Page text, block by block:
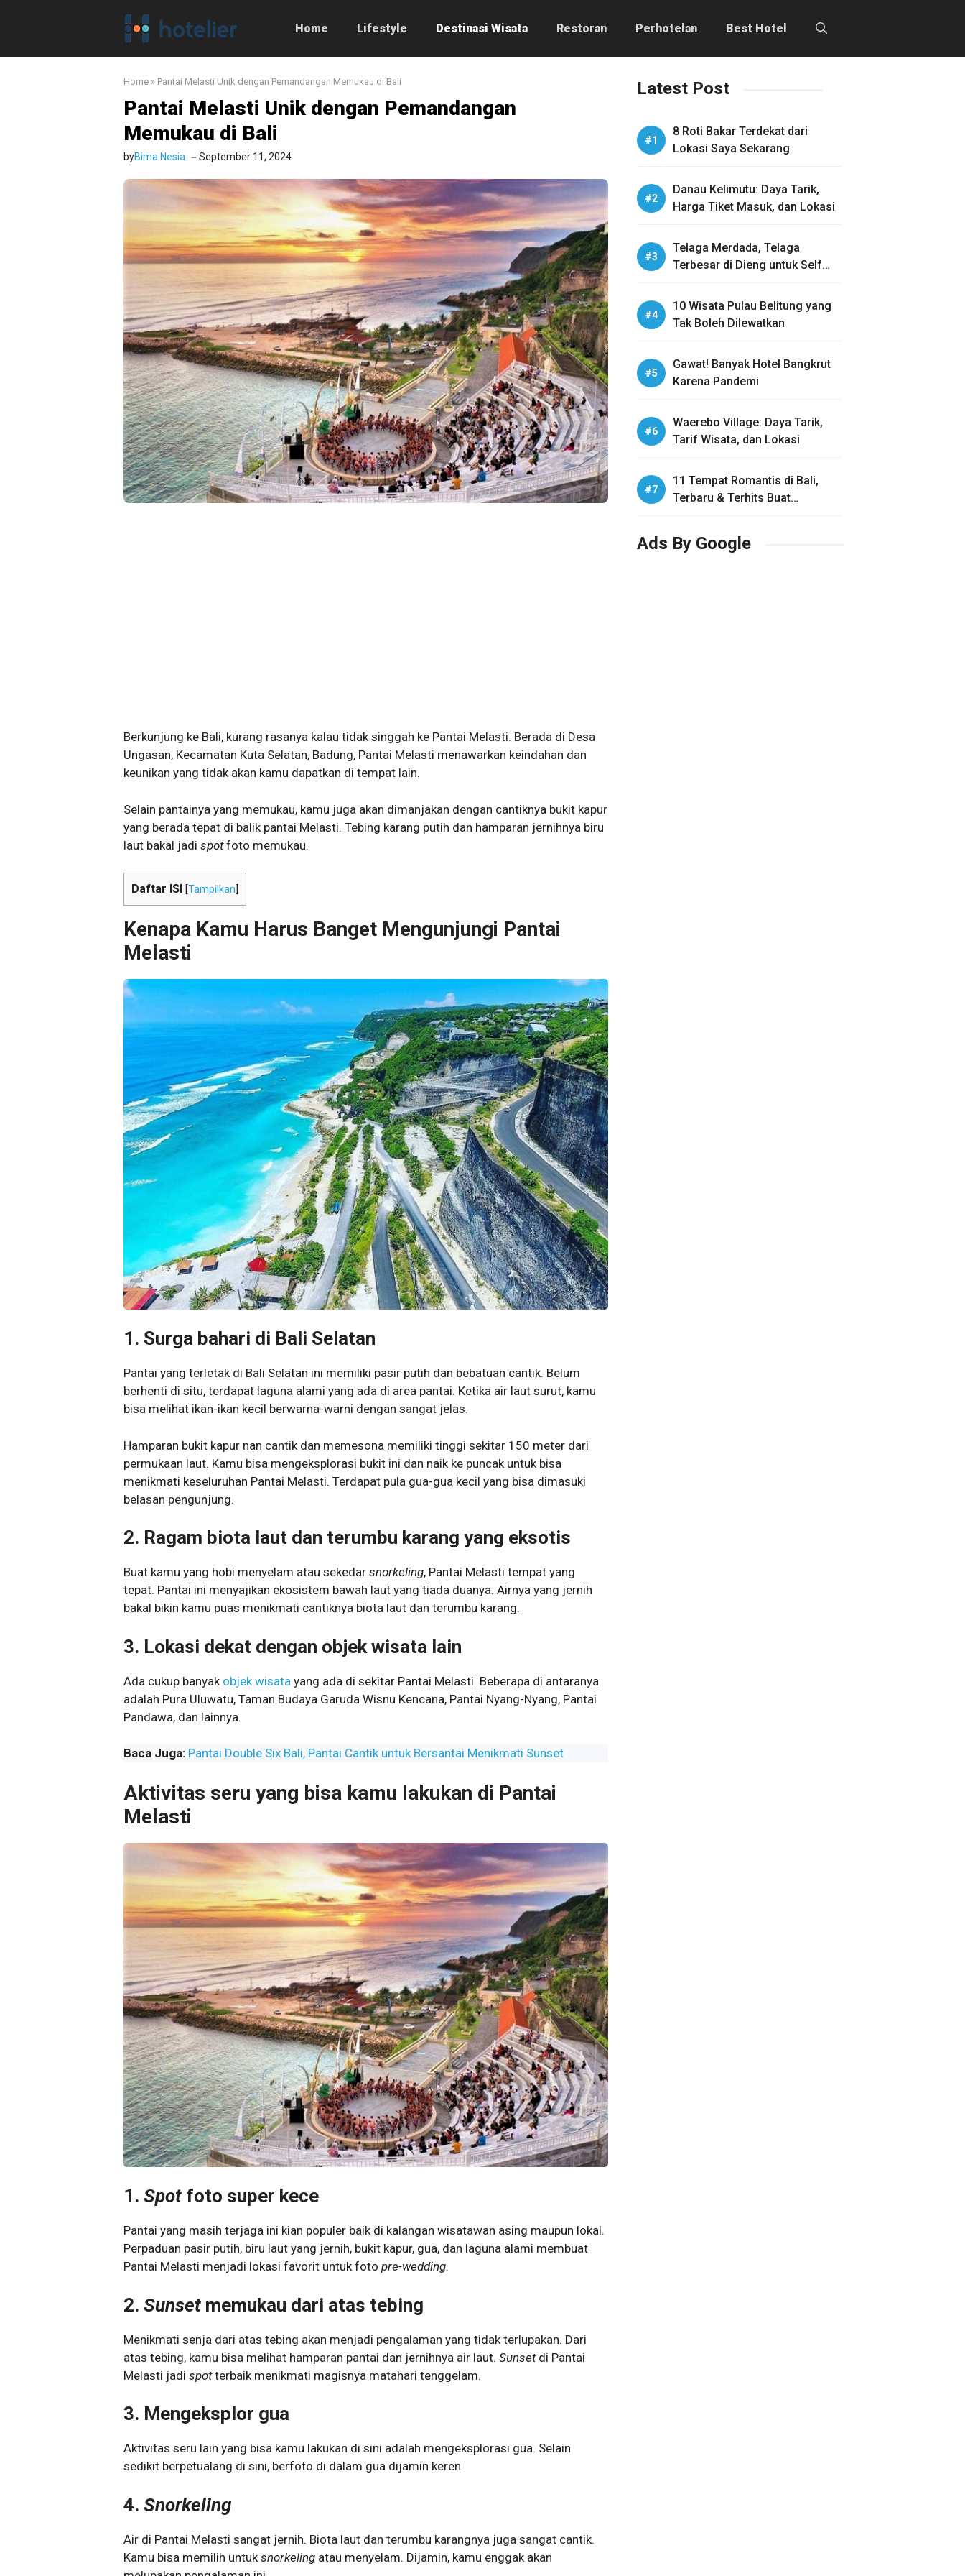
Home Lifestyle Destinasi Wisata Restoran Perhotelan Best Hotel
Home » Pantai Melasti Unik dengan Pemandangan Memukau di Bali
Pantai Melasti Unik dengan Pemandangan
Memukau di Bali
byBima Nesia September 11, 2024
Berkunjung ke Bali, kurang rasanya kalau tidak singgah ke Pantai Melasti. Berada di Desa
Ungasan, Kecamatan Kuta Selatan, Badung, Pantai Melasti menawarkan keindahan dan
keunikan yang tidak akan kamu dapatkan di tempat lain.
Selain pantainya yang memukau, kamu juga akan dimanjakan dengan cantiknya bukit kapur
yang berada tepat di balik pantai Melasti. Tebing karang putih dan hamparan jernihnya biru
laut bakal jadi spotfoto memukau.
Daftar ISI [Tampilkan
Kenapa Kamu Harus Banget Mengunjungi Pantai
Melasti
1. Surga bahari di Bali Selatan
Pantai yang terletak di Bali Selatan ini memiliki pasir putih dan bebatuan cantik. Belum
berhenti di situ, terdapat laguna alami yang ada di area pantai. Ketika air laut surut, kamu
bisa melihat ikan-ikan kecil berwarna-warni dengan sangat jelas.
Hamparan bukit kapur nan cantik dan memesona memiliki tinggi sekitar 150 meter dari
permukaan laut. Kamu bisa mengeksplorasi bukit ini dan naik ke puncak untuk bisa
menikmati keseluruhan Pantai Melasti. Terdapat pula gua-gua kecil yang bisa dimasuki
belasan pengunjung.
2. Ragam biota laut dan terumbu karang yang eksotis
Buat kamu yang hobi menyelam atau sekedar snorkeling, Pantai Melasti tempat yang
tepat. Pantai ini menyajikan ekosistem bawah laut yang tiada duanya. Airnya yang jernih
bakal bikin kamu puas menikmati cantiknya biota laut dan terumbu karang.
3. Lokasi dekat dengan objek wisata lain
Ada cukup banyak objek wisata yang ada di sekitar Pantai Melasti. Beberapa di antaranya
adalah Pura Uluwatu, Taman Budaya Garuda Wisnu Kencana, Pantai Nyang-Nyang, Pantai
Pandawa, dan lainnya.
Baca Juga: Pantai Double Six Bali, Pantai Cantik untuk Bersantai Menikmati Sunset
Aktivitas seru yang bisa kamu lakukan di Pantai
Melasti
1. Spot foto super kece
Pantai yang masih terjaga ini kian populer baik di kalangan wisatawan asing maupun lokal.
Perpaduan pasir putih, biru laut yang jernih, bukit kapur, gua, dan laguna alami membuat
Pantai Melasti menjadi lokasi favorit untuk foto pre-wedding.
2. Sunset memukau dari atas tebing
Menikmati senja dari atas tebing akan menjadi pengalaman yang tidak terlupakan. Dari
atas tebing, kamu bisa melihat hamparan pantai dan jernihnya air laut. Sunsetdi Pantai
Melasti jadi spotterbaik menikmati magisnya matahari tenggelam.
3. Mengeksplor gua
Aktivitas seru lain yang bisa kamu lakukan di sini adalah mengeksplorasi gua. Selain
sedikit berpetualang di sini, berfoto di dalam gua dijamin keren.
4. Snorkeling
Air di Pantai Melasti sangat jernih. Biota laut dan terumbu karangnya juga sangat cantik.
Kamu bisa memilih untuk snorkeling atau menyelam. Dijamin, kamu enggak akan
Latest Post
8 Roti Bakar Terdekat dari
Lokasi Saya Sekarang
Danau Kelimutu: Daya Tarik,
Harga Tiket Masuk, dan Lokasi
Telaga Merdada, Telaga
Terbesar di Dieng untuk Self
10 Wisata Pulau Belitung yang
Tak Boleh Dilewatkan
Gawat! Banyak Hotel Bangkrut
Karena Pandemi
Waerebo Village: Daya Tarik,
Tarif Wisata, dan Lokasi
11 Tempat Romantis di Bali,
Terbaru & Terhits Buat
Ads By Google